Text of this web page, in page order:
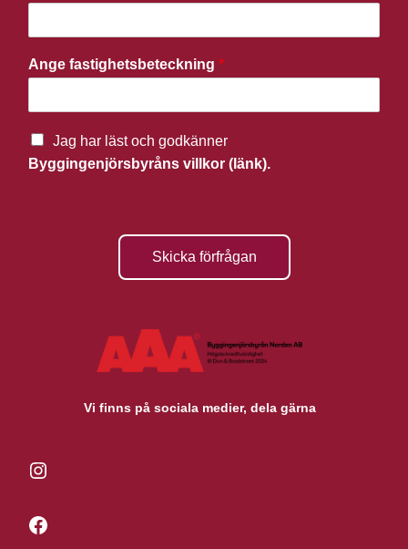
Ange fastighetsbeteckning *
Jag har läst och godkänner
Byggingenjörsbyråns villkor (länk).
Skicka förfrågan
Vi finns på sociala medier, dela gärna
Instagram
Facebook